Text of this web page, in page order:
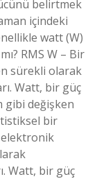
belirtmek
içindeki
watt (W)
RMS W – Bir
sürekli olarak
Watt, bir güç
gibi değişken
bir
elektronik
Watt, bir güç